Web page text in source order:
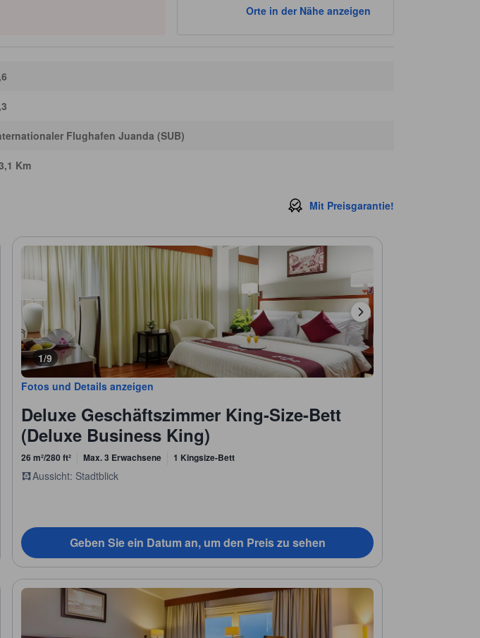
ist eine kurze Autofahrt für
KI generiert; Ungenauigkeiten sind
Bungkul Park
3,0 km
Orte in der Nähe anzeigen
Flughafen Juanda (SUB)
Km
Mit Preisgarantie!
1/9
Fotos und Details anzeigen
Deluxe Geschäftszimmer King-Size-Bett
(Deluxe Business King)
26 m²/280 ft² Max. 3 Erwachsene 1 Kingsize-Bett
Aussicht: Stadtblick
Geben Sie ein Datum an, um den Preis zu sehen